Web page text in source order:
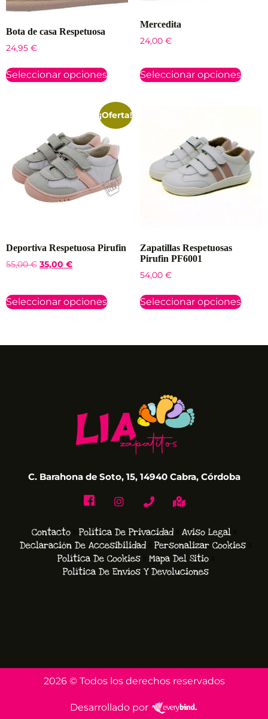
Bota de casa Respetuosa
24,95 €
Seleccionar opciones
Mercedita
24,00 €
Seleccionar opciones
¡Oferta!
Deportiva Respetuosa Pirufin
55,00€ 35,00 €
Seleccionar opciones
Zapatillas Respetuosas
Pirufin PF6001
54,00 €
Seleccionar opciones
C. Barahona de Soto, 15, 14940 Cabra, Córdoba
Contacto Política De Privacidad
Aviso Legal
Declaración De Accesibilidad
Personalizar Cookies
Política De Cookies
Mapa Del Sitio
Política De Envíos Y Devoluciones
2026 © Todos los derechos reservados
Desarrollado por